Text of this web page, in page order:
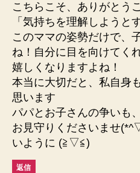
こちらこそ、ありがとう
「気持ちを理解しようと
このママの姿勢だけで、
ね！自分に目を向けてく
嬉しくなりますよね！
本当に大切だと、私自身
思います
パパとお子さんの争いも
お見守りくださいませ
いように (≧▽≦)
返信